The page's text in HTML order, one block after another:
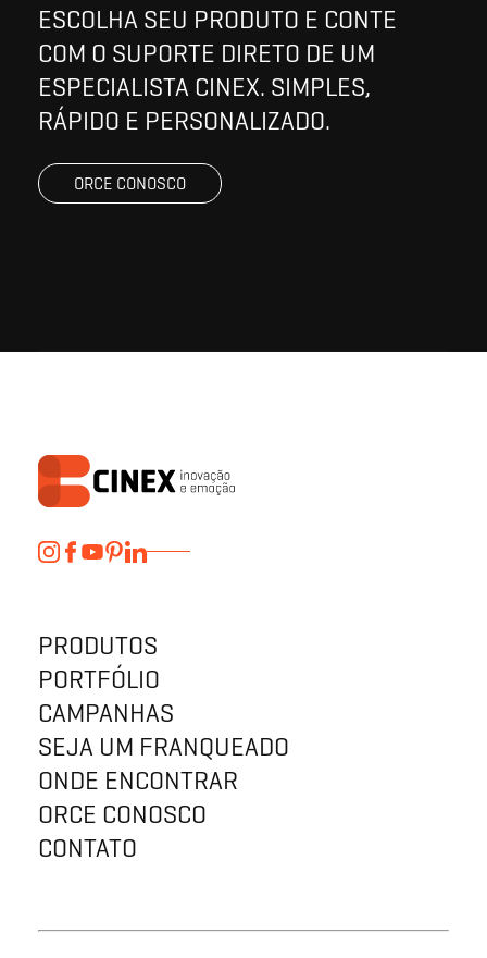
ESCOLHA SEU PRODUTO E CONTE
COM O SUPORTE DIRETO DE UM
ESPECIALISTA CINEX. SIMPLES,
RÁPIDO E PERSONALIZADO.
ORCE CONOSCO
PRODUTOS
PORTFÓLIO
CAMPANHAS
SEJA UM FRANQUEADO
ONDE ENCONTRAR
ORCE CONOSCO
CONTATO